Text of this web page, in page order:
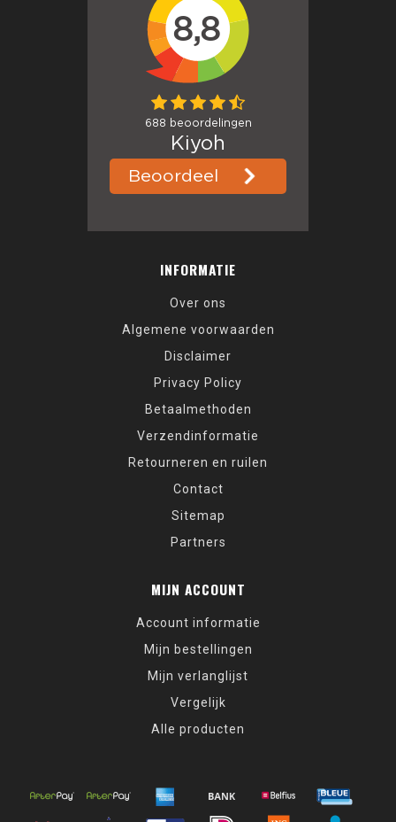
INFORMATIE
Over ons
Algemene voorwaarden
Disclaimer
Privacy Policy
Betaalmethoden
Verzendinformatie
Retourneren en ruilen
Contact
Sitemap
Partners
MIJN ACCOUNT
Account informatie
Mijn bestellingen
Mijn verlanglijst
Vergelijk
Alle producten